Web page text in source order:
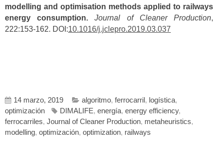
modelling and optimisation methods applied to railways
energy consumption.
Journal of Cleaner Production,
222:153-162. DOI:10.1016/j.jclepro.2019.03.037
14 marzo, 2019 algoritmo, ferrocarril , logística,
optimización
DIMALIFE, energía, energy efficiency,
ferrocarriles, Journal of Cleaner Production, metaheuristics,
modelling, optimización, optimization, railways